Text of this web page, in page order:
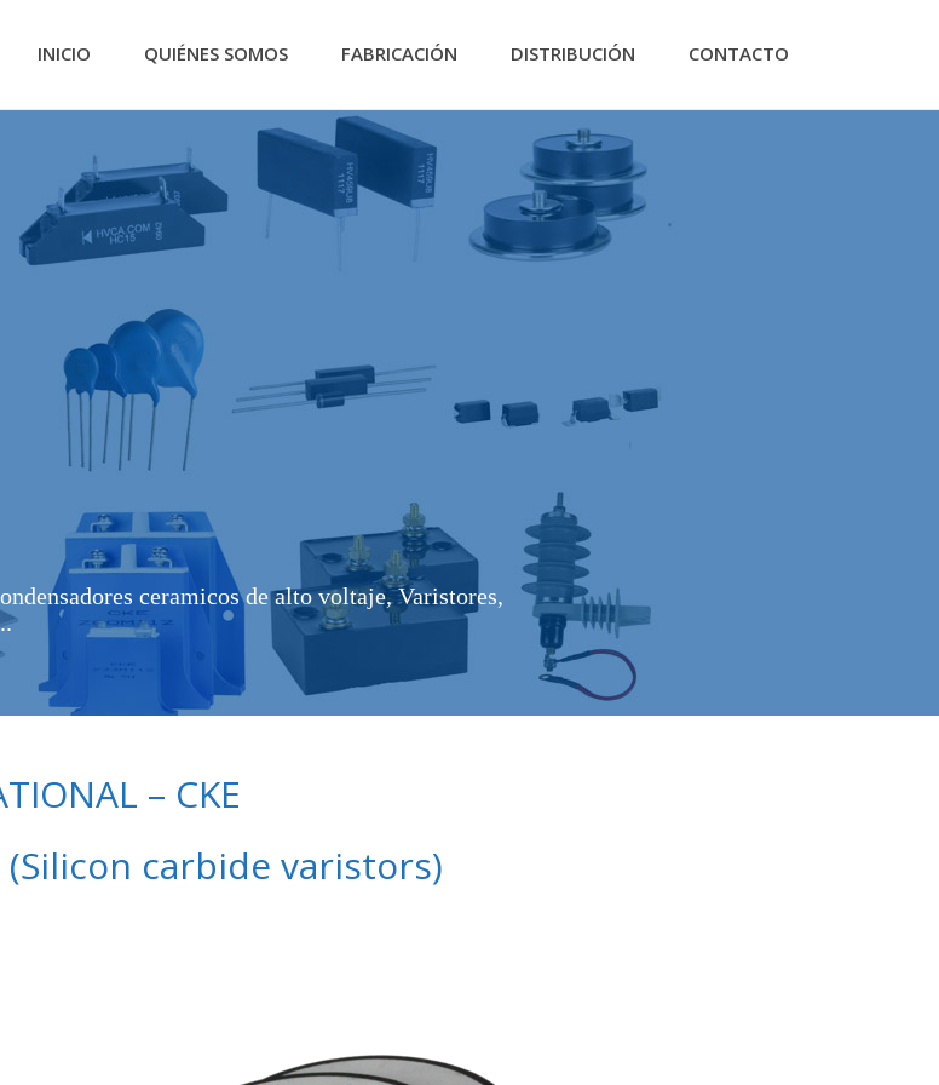
INICIO QUIÉNES SOMOS FABRICACIÓN DISTRIBUCIÓN CONTACTO
ceramicos de alto voltaje, Varistores,
– CKE
carbide varistors)